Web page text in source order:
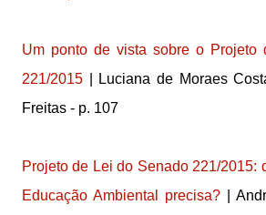
Um ponto de vista sobre o Projeto
221/2015 | Luciana de Moraes
Freitas - p. 107
Projeto de Lei do Senado 221/2015:
Educação Ambiental precisa? |